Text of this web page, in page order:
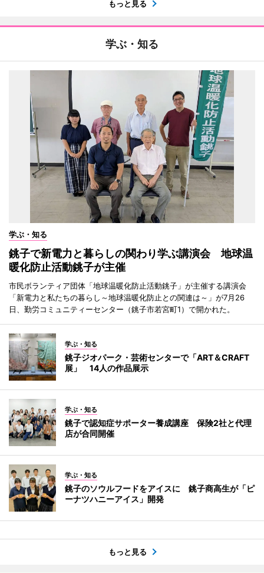
もっと見る
学ぶ・知る
学ぶ・知る
銚子で新電力と暮らしの関わり学ぶ講演会 地球温
暖化防止活動銚子が主催
市民ボランティア団体「地球温暖化防止活動銚子」が主催する講演会
「新電力と私たちの暮らし～地球温暖化防止との関連は～」が7月26
日、勤労コミュニティーセンター（銚子市若宮町1）で開かれた。
学ぶ・知る
銚子ジオパーク・芸術センターで「ART＆CRAFT
展」 14人の作品展示
学ぶ・知る
銚子で認知症サポーター養成講座 保険2社と代理
店が合同開催
学ぶ・知る
銚子のソウルフードをアイスに 銚子商高生が「ピ
ーナツハニーアイス」開発
もっと見る